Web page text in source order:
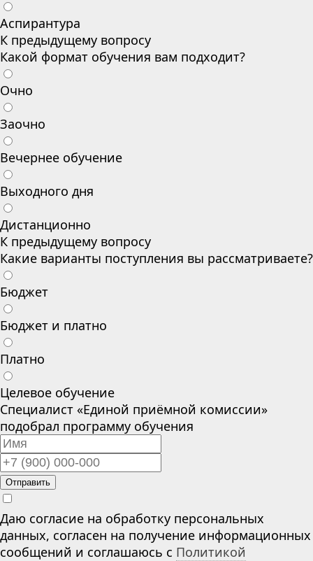
Аспирантура
К предыдущему вопросу
Какой формат обучения вам подходит?
Очно
Заочно
Вечернее обучение
Выходного дня
Дистанционно
К предыдущему вопросу
Какие варианты поступления вы рассматриваете?
Бюджет
Бюджет и платно
Платно
Целевое обучение
Специалист «Единой приёмной комиссии»
подобрал программу обучения
Отправить
Даю согласие на обработку персональных
данных, согласен на получение информационных
сообщений и соглашаюсь с Политикой